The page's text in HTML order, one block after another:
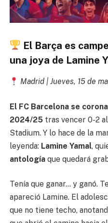
El Barça es
una joya de Lamine
Madrid | Jueves, 15 de
El FC Barcelona se
2024/25 tras vencer 0-2
Stadium. Y lo hace de la
leyenda: Lamine Yamal,
antología que quedará
Tenía que ganar… y ganó.
apareció Lamine. El
que no tiene techo,